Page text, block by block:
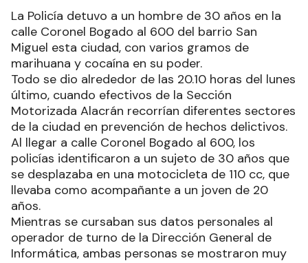
La Policía detuvo a un hombre de 30 años en la
calle Coronel Bogado al 600 del barrio San
Miguel esta ciudad, con varios gramos de
marihuana y cocaína en su poder.
Todo se dio alrededor de las 20.10 horas del lunes
último, cuando efectivos de la Sección
Motorizada Alacrán recorrían diferentes sectores
de la ciudad en prevención de hechos delictivos.
Al llegar a calle Coronel Bogado al 600, los
policías identificaron a un sujeto de 30 años que
se desplazaba en una motocicleta de 110 cc, que
llevaba como acompañante a un joven de 20
años.
Mientras se cursaban sus datos personales al
operador de turno de la Dirección General de
Informática, ambas personas se mostraron muy